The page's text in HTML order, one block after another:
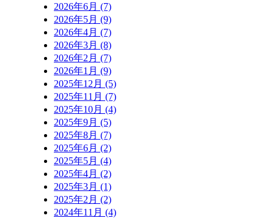
2026年6月 (7)
2026年5月 (9)
2026年4月 (7)
2026年3月 (8)
2026年2月 (7)
2026年1月 (9)
2025年12月 (5)
2025年11月 (7)
2025年10月 (4)
2025年9月 (5)
2025年8月 (7)
2025年6月 (2)
2025年5月 (4)
2025年4月 (2)
2025年3月 (1)
2025年2月 (2)
2024年11月 (4)